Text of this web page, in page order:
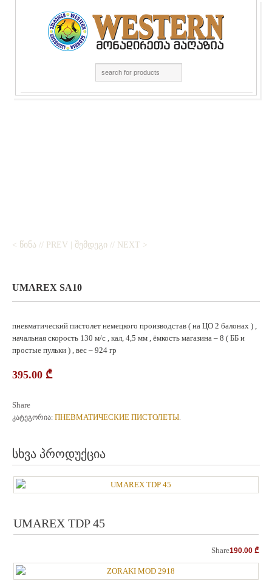
< ᲬᲘᲜᲐ // PREV | ᲨᲔᲛᲓᲔᲒᲘ // NEXT >
UMAREX SA10
пневматический пистолет немецкого производстав ( на ЦО 2 балонах ) ,
начальная скорость 130 м/с , кал, 4,5 мм , ёмкость магазина – 8 ( ББ и
простые пульки ) , вес – 924 гр
395.00 ₾
Share
კატეგორია: ПНЕВМАТИЧЕСКИЕ ПИСТОЛЕТЫ
სხვა პროდუქცია
UMAREX TDP 45
190.00 ₾
Share